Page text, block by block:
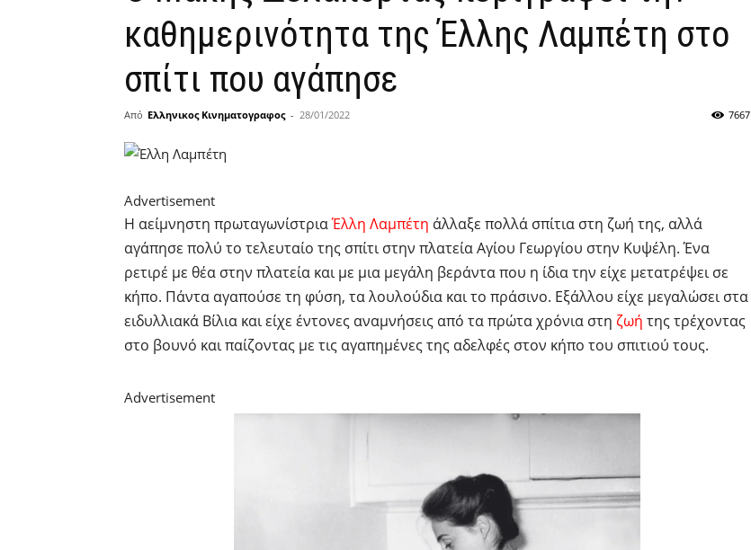
καθημερινότητα της Έλλης Λαμπέτη στο
σπίτι που αγάπησε
Από Ελληνικος Κινηματογραφος - 28/01/2022 7667
Advertisement
Η αείμνηστη πρωταγωνίστριαΈλλη Λαμπέτη άλλαξε πολλά σπίτια στη ζωή της, αλλά
αγάπησε πολύ το τελευταίο της σπίτι στην πλατεία Αγίου Γεωργίου στην Κυψέλη. Ένα
ρετιρέ με θέα στην πλατεία και με μια μεγάλη βεράντα που η ίδια την είχε μετατρέψει σε
κήπο. Πάντα αγαπούσε τη φύση, τα λουλούδια και το πράσινο. Εξάλλου είχε μεγαλώσει στα
ειδυλλιακά Βίλια και είχε έντονες αναμνήσεις από τα πρώτα χρόνια στη ζωή της τρέχοντας
στο βουνό και παίζοντας με τις αγαπημένες της αδελφές στον κήπο του σπιτιού τους.
Advertisement